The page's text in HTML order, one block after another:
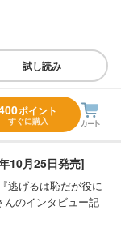
試し読み
ポイント
すぐに購入
10月25日発売]
逃げるは恥だが役に
んのインタビュー記